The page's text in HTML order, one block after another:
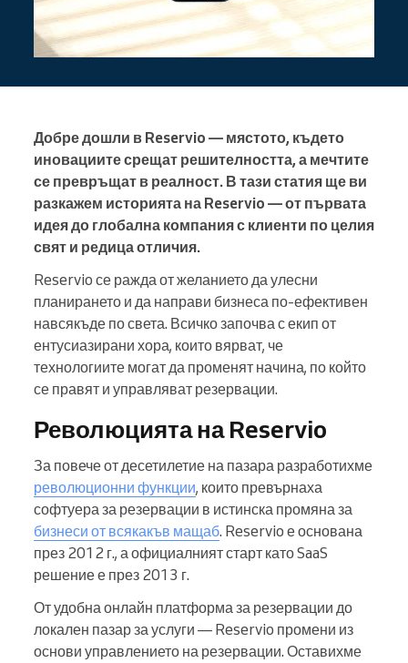
Добре дошли в Reservio — мястото, където
иновациите срещат решителността, а мечтите
се превръщат в реалност. В тази статия ще ви
разкажем историята на Reservio — от първата
идея до глобална компания с клиенти по целия
свят и редица отличия.
Reservio се ражда от желанието да улесни
планирането и да направи бизнеса по-ефективен
навсякъде по света. Всичко започва с екип от
ентусиазирани хора, които вярват, че
технологиите могат да променят начина, по който
се правят и управляват резервации.
Революцията на Reservio
За повече от десетилетие на пазара разработихме
революционни функции, които превърнаха
софтуера за резервации в истинска промяна за
бизнеси от всякакъв мащаб. Reservio е основана
през 2012 г., а официалният старт като SaaS
решение е през 2013 г.
От удобна онлайн платформа за резервации до
локален пазар за услуги — Reservio промени из
основи управлението на резервации. Оставихме